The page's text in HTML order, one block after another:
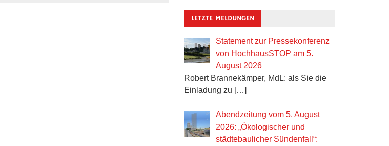
LETZTE MELDUNGEN
Statement zur Pressekonferenz
von HochhausSTOP am 5.
August 2026
Robert Brannekämper, MdL: als Sie die
Einladung zu […]
Abendzeitung vom 5. August
2026: „Ökologischer und
städtebaulicher Sündenfall“: